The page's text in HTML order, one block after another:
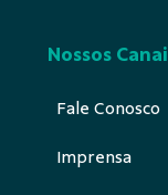
Nossos
Fale Conosco
Imprensa